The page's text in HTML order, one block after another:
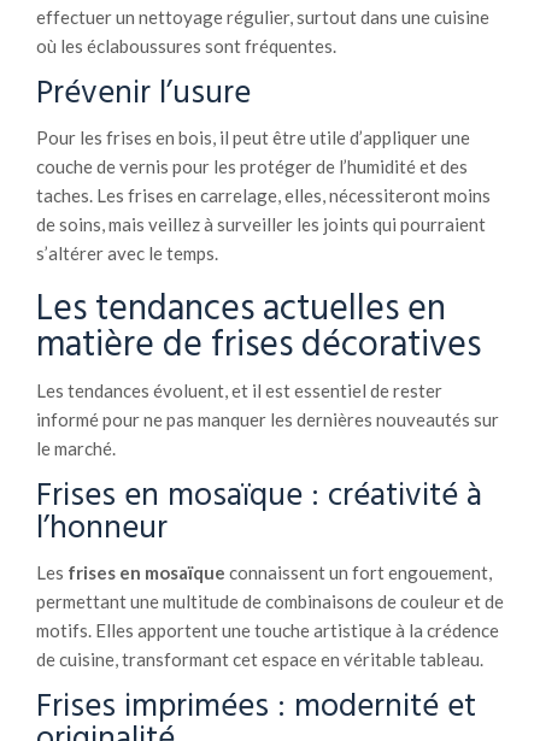
effectuer un nettoyage régulier, surtout dans une cuisine
où les éclaboussures sont fréquentes.
Prévenir l’usure
Pour les frises en bois, il peut être utile d’appliquer une
couche de vernis pour les protéger de l’humidité et des
taches. Les frises en carrelage, elles, nécessiteront moins
de soins, mais veillez à surveiller les joints qui pourraient
s’altérer avec le temps.
Les tendances actuelles en
matière de frises décoratives
Les tendances évoluent, et il est essentiel de rester
informé pour ne pas manquer les dernières nouveautés sur
le marché.
Frises en mosaïque : créativité à
l’honneur
Les frises en mosaïque connaissent un fort engouement,
permettant une multitude de combinaisons de couleur et de
motifs. Elles apportent une touche artistique à la crédence
de cuisine, transformant cet espace en véritable tableau.
Frises imprimées : modernité et